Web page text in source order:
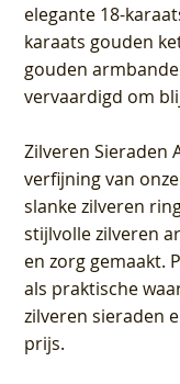
elegante 18-
karaats gouden
gouden
vervaardigd om
Zilveren Sieraden
verfijning van
slanke zilveren
stijlvolle zilveren
en zorg gemaakt.
als praktische
zilveren sieraden
prijs.